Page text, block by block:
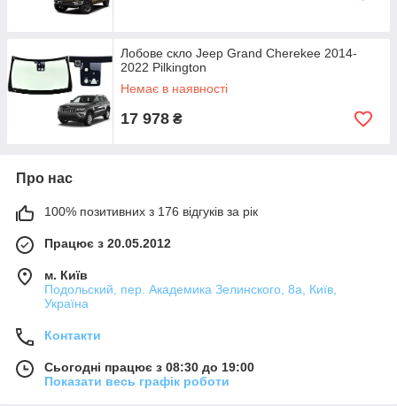
Лобове скло Jeep Grand Cherekee 2014-
2022 Pilkington
Немає в наявності
17 978 ₴
Про нас
100% позитивних з 176 відгуків за рік
Працює з 20.05.2012
м. Київ
Подольский, пер. Академика Зелинского, 8а, Київ,
Україна
Контакти
Сьогодні працює з 08:30 до 19:00
Показати весь графік роботи